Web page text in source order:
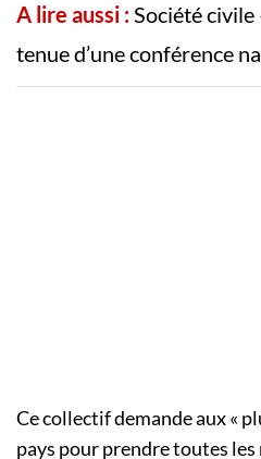
A lire aussi :Société civile
tenue d’une conférence
Ce collectif demande aux «
pays pour prendre toutes les